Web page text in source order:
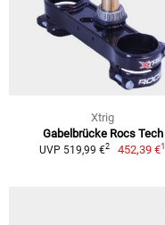
Xtrig
Gabelbrücke Rocs Tech
UVP 519,99 €2 452,39 €1